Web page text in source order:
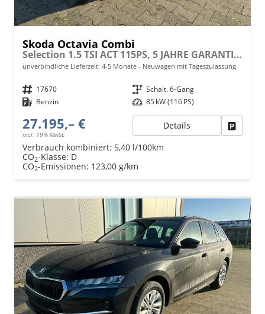
Skoda Octavia Combi
Selection 1.5 TSI ACT 115PS, 5 JAHRE GARANTIE, 16" ALUFELGEN, Climatronic, Parksensoren vo/hi, Rückfahrkamera, Virtual Cockpit 10", Sitzheizung, LED-Scheinwerfer, Radio 10" + Wireless Smartlink, Tempomat, Lederlenkrad, Dachreling
unverbindliche Lieferzeit: 4-5 Monate Neuwagen mit Tageszulassung
Fahrzeugnr. 17670 Getriebe Schalt. 6-Gang
Kraftstoff Benzin Leistung 85 kW (116 PS)
27.195,– €
incl. 19% MwSt.
Details
Verbrauch kombiniert: 5,40 l/100km
CO2-Klasse: D
CO2-Emissionen: 123,00 g/km